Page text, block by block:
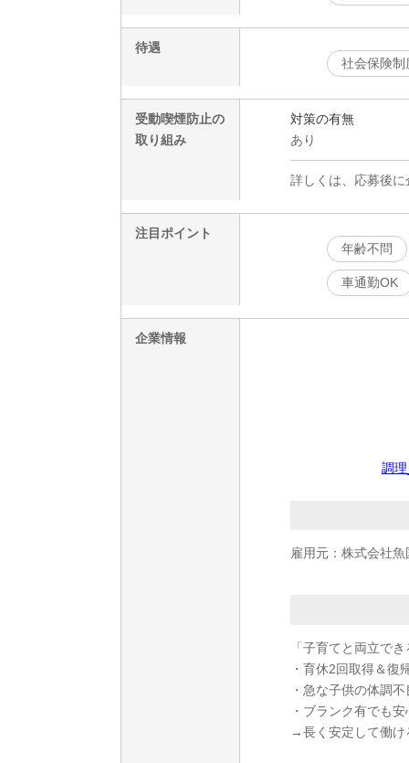
待遇
社会保険制
受動喫煙防止の
取り組み
対策の有無
あり
詳しくは、応募後
注目ポイント
年齢不問
車通勤OK
企業情報
調
雇用元：株式会社
「子育てと両立で
・育休2回取得＆復
・急な子供の体調
・ブランク有でも
→長く安定して働け